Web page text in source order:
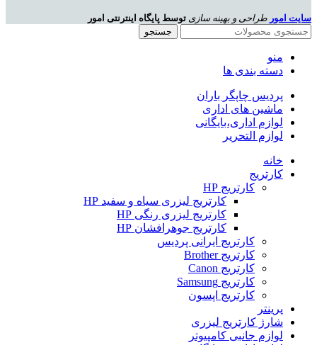
سایت امور طراحی و بهینه سازی توسط پایگاه اینترنتی امور
جستجو
منو
دسته بندی ها
پردیس چاپگر باران
ماشین های اداری
لوازم اداری،بایگانی
لوازم التحریر
خانه
کارتریج
کارتریج HP
کارتریج لیزری سیاه و سفید HP
کارتریج لیزری رنگی HP
کارتریج جوهرافشان HP
کارتریج ایرانی پردیس
کارتریج Brother
کارتریج Canon
کارتریج Samsung
کارتریج اپسون
پرینتر
شارژ کارتریج لیزری
لوازم جانبی کامپیوتر